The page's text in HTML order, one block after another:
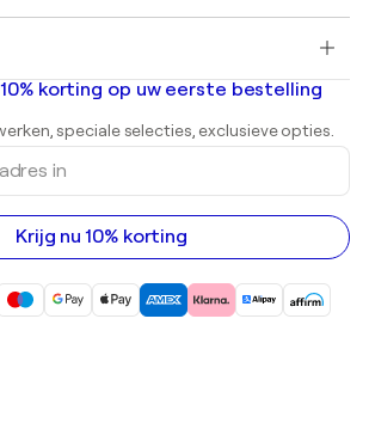
te koop
korting op uw eerste bestelling
speciale selecties, exclusieve opties.
Krijg nu 10% korting